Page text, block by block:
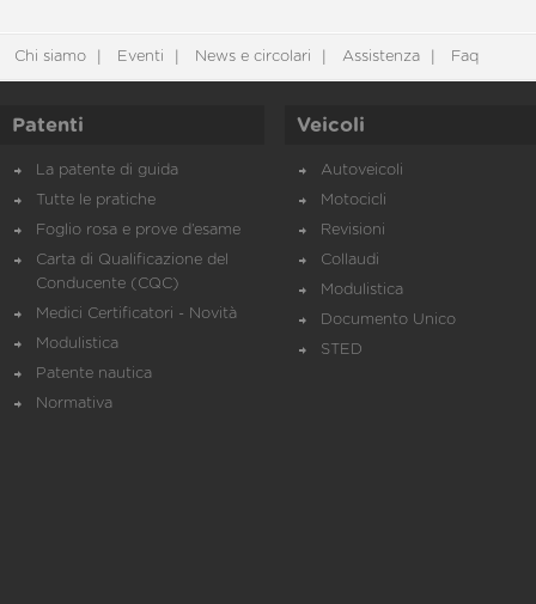
Chi siamo Eventi News e circolari Assistenza Faq
Patenti
La patente di guida
Tutte le pratiche
Foglio rosa e prove d’esame
Carta di Qualificazione del
Conducente (CQC)
Medici Certificatori - Novità
Modulistica
Patente nautica
Normativa
Veicoli
Autoveicoli
Motocicli
Revisioni
Collaudi
Modulistica
Documento Unico
STED